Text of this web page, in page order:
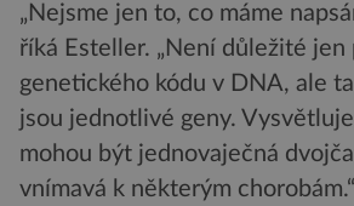
„Nejsme jen to, co máme
říká Esteller. „Není důležité jen
genetického kódu v DNA, ale
jsou jednotlivé geny.
mohou být jednovaječná
vnímavá k některým chorobám.“